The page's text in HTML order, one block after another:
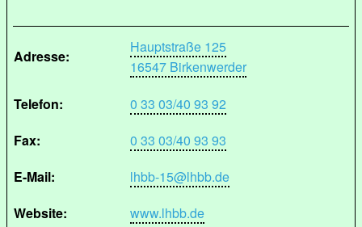
Adresse:
Hauptstraße 125
16547 Birkenwerder
Telefon:
0 33 03/40 93 92
Fax:
0 33 03/40 93 93
E-Mail:
lhbb-15@lhbb.de
Website:
www.lhbb.de